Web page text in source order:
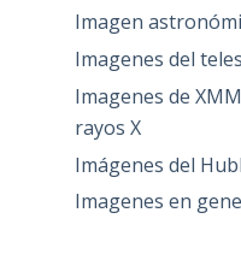
Imagen
Imagenes del
Imagenes de
rayos X
Imágenes del
Imagenes en